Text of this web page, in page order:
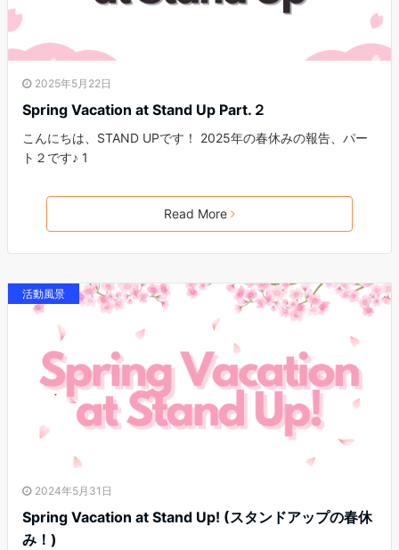
2025年5月22日
Spring Vacation at Stand Up Part.２
こんにちは、STAND UPです！ 2025年の春休みの報告、パー
ト２です♪ 1
Read More
活動風景
2024年5月31日
Spring Vacation at Stand Up! (スタンドアップの春休
み！)